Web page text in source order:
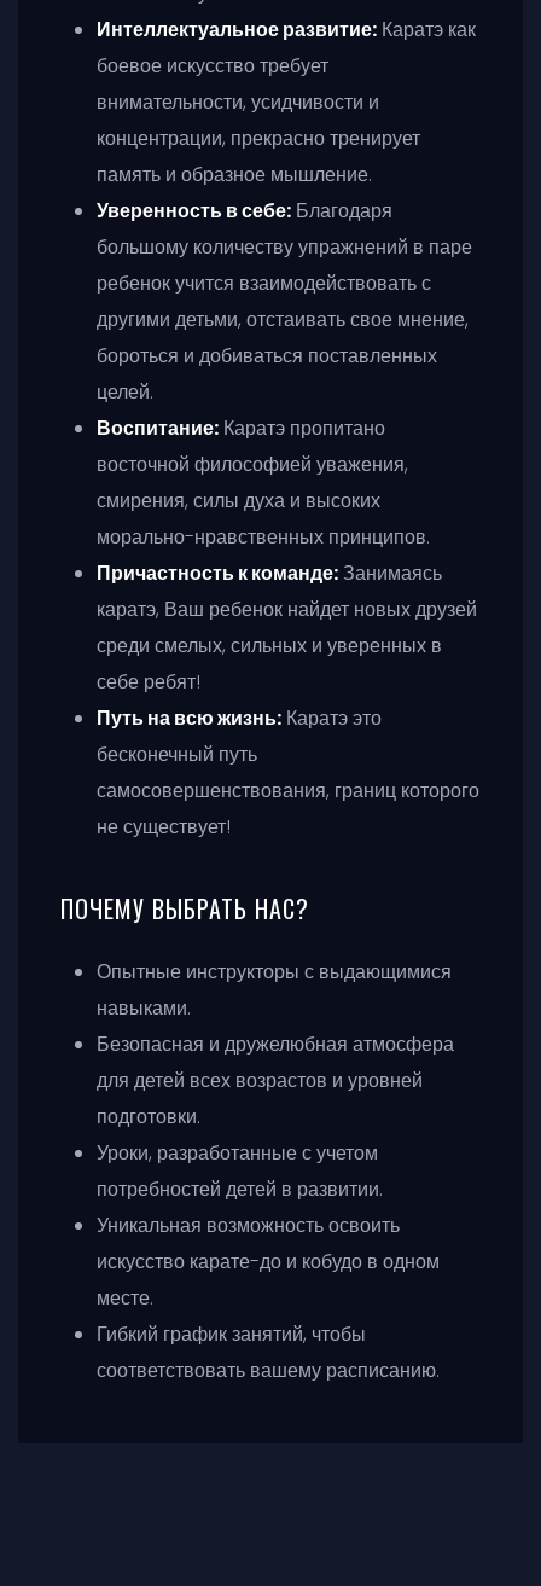
Интеллектуальное развитие: Каратэ как
боевое искусство требует
внимательности, усидчивости и
концентрации, прекрасно тренирует
память и образное мышление.
Уверенность в себе: Благодаря
большому количеству упражнений в паре
ребенок учится взаимодействовать с
другими детьми, отстаивать свое мнение,
бороться и добиваться поставленных
целей.
Воспитание: Каратэ пропитано
восточной философией уважения,
смирения, силы духа и высоких
морально-нравственных принципов.
Причастность к команде: Занимаясь
каратэ, Ваш ребенок найдет новых друзей
среди смелых, сильных и уверенных в
себе ребят!
Путь на всю жизнь: Каратэ это
бесконечный путь
самосовершенствования, границ которого
не существует!
ПОЧЕМУ ВЫБРАТЬ НАС?
Опытные инструкторы с выдающимися
навыками.
Безопасная и дружелюбная атмосфера
для детей всех возрастов и уровней
подготовки.
Уроки, разработанные с учетом
потребностей детей в развитии.
Уникальная возможность освоить
искусство карате-до и кобудо в одном
месте.
Гибкий график занятий, чтобы
соответствовать вашему расписанию.